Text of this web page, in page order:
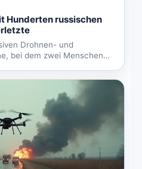
Hunderten russischen
Drohnen- und
bei dem zwei Menschen